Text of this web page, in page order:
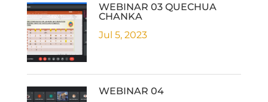
WEBINAR 03 QUECHUA
CHANKA
Jul 5, 2023
WEBINAR 04